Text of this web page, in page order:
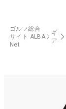
ゴルフ総合
サイト ALBA
Net
ギ
ア